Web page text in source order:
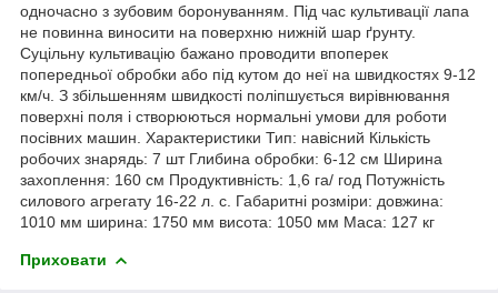
одночасно з зубовим боронуванням. Під час культивації лапа
не повинна виносити на поверхню нижній шар ґрунту.
Суцільну культивацію бажано проводити впоперек
попередньої обробки або під кутом до неї на швидкостях 9-12
км/ч. З збільшенням швидкості поліпшується вирівнювання
поверхні поля і створюються нормальні умови для роботи
посівних машин. Характеристики Тип: навісний Кількість
робочих знарядь: 7 шт Глибина обробки: 6-12 см Ширина
захоплення: 160 см Продуктивність: 1,6 га/ год Потужність
силового агрегату 16-22 л. с. Габаритні розміри: довжина:
1010 мм ширина: 1750 мм висота: 1050 мм Маса: 127 кг
Приховати